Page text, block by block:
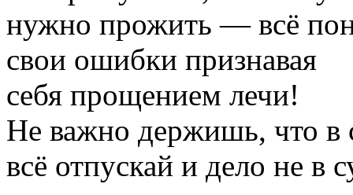
нужно прожить — всё
свои ошибки признавая
себя прощением лечи!
Не важно держишь, что в
всё отпускай и дело не в